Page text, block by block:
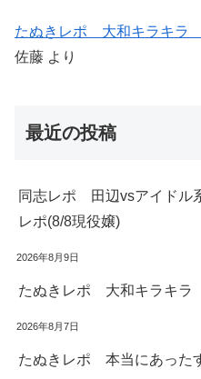
たぬきレポ 大和キラキラ
佐藤 より
最近の投稿
同志レポ 田辺vsアイドル
レポ(8/8現役嬢)
2026年8月9日
たぬきレポ 大和キラキ
2026年8月7日
たぬきレポ 本当にあった